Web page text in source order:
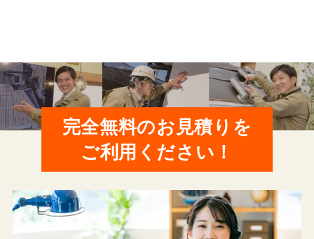
完全無料のお見積りを
ご利用ください！